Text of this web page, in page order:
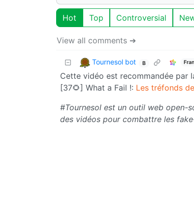
Hot Top Controversial
View all comments ➔
Tournesol bot B
Cette vidéo est recommandée par
[37🌻] What a Fail !: Les tréfonds
#Tournesol est un outil web open-
des vidéos pour combattre les